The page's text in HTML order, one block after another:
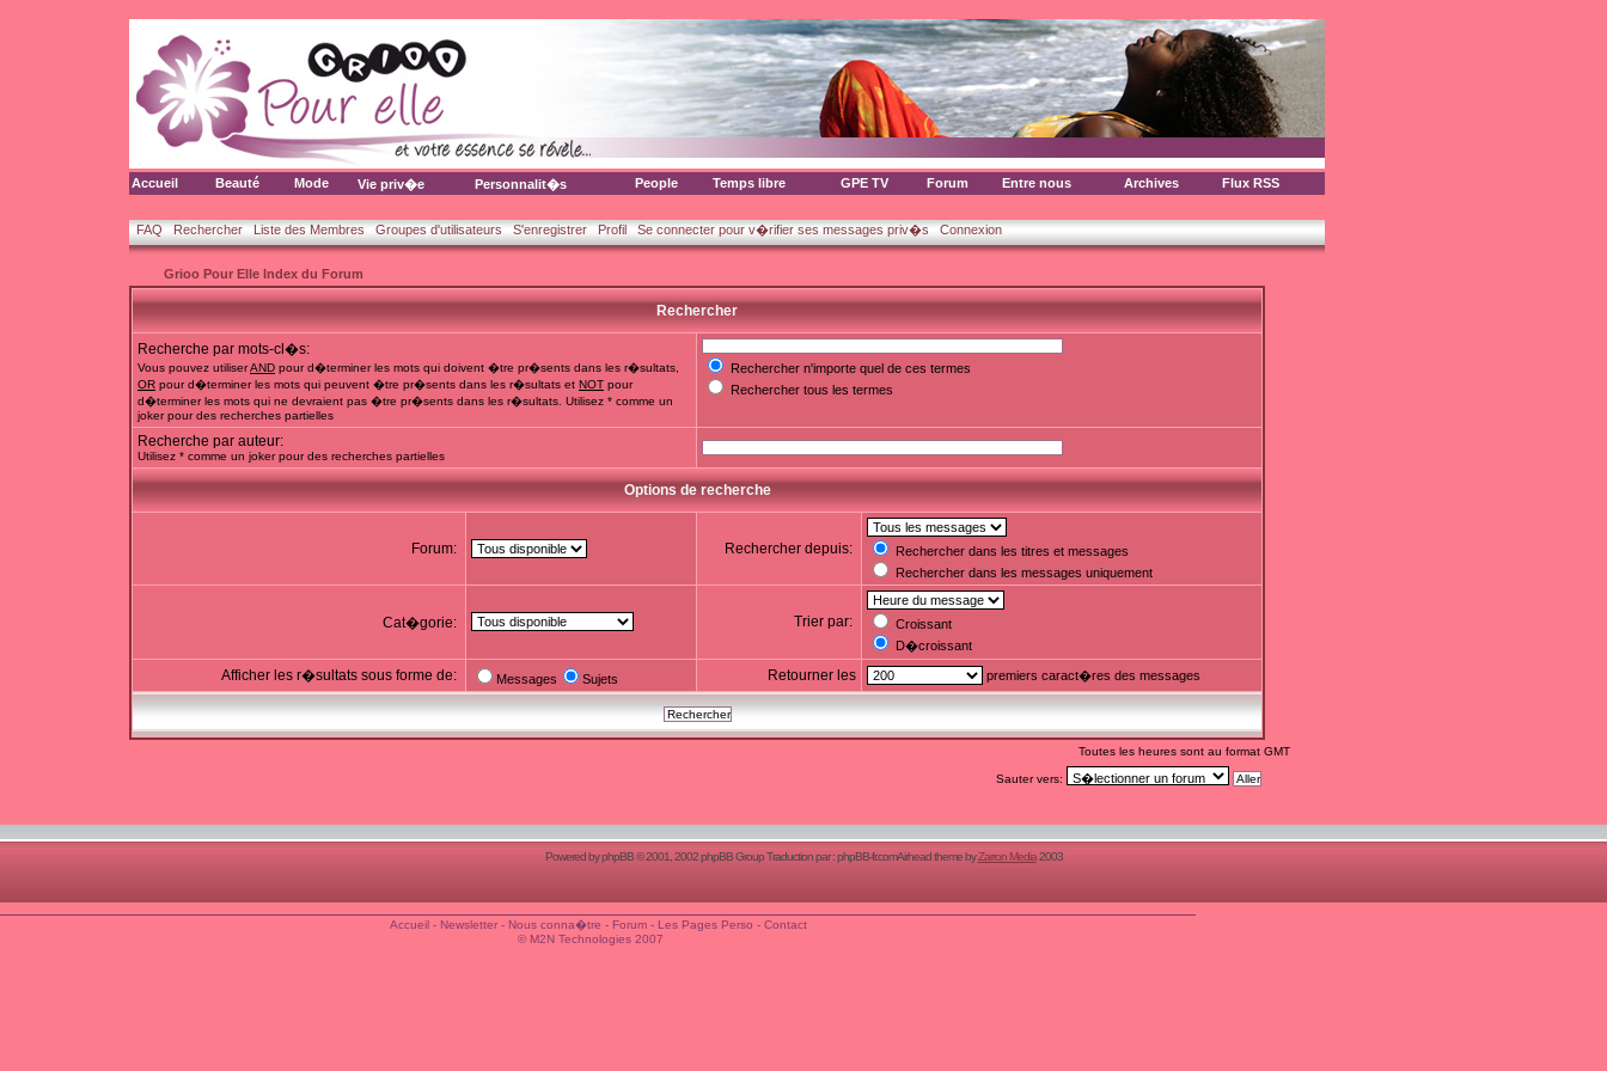
Accueil Beauté Mode Vie priv�e Personnalit�s People Temps libre GPE TV Forum Entre nous Archives Flux RSS
FAQ Rechercher Liste des Membres Groupes d'utilisateurs S'enregistrer Profil Se connecter pour v�rifier ses messages priv�s Connexion
Grioo Pour Elle Index du Forum
Rechercher
Recherche par mots-cl�s:
Vous pouvez utiliserAND pour d�terminer les mots qui doivent �tre pr�sents dans les r�sultats,
OR pour d�terminer les mots qui peuvent �tre pr�sents dans les r�sultats et NOT pour
d�terminer les mots qui ne devraient pas �tre pr�sents dans les r�sultats. Utilisez * comme un
joker pour des recherches partielles
Rechercher n'importe quel de ces termes
Rechercher tous les termes
Recherche par auteur:
Utilisez * comme un joker pour des recherches partielles
Options de recherche
Forum: Rechercher depuis:
Rechercher dans les titres et messages
Rechercher dans les messages uniquement
Cat�gorie: Trier par:
Croissant
D�croissant
Afficher les r�sultats sous forme de: Messages Sujets Retourner les premiers caract�res des messages
Toutes les heures sont au format GMT
Sauter vers:
Powered byphpBB© 2001, 2002 phpBB Group Traduction par :phpBB-fr.comAirhead theme byZarron Media2003
Accueil- Newsletter- Nous conna�tre - Forum- Les Pages Perso - Contact
© M2N Technologies 2007